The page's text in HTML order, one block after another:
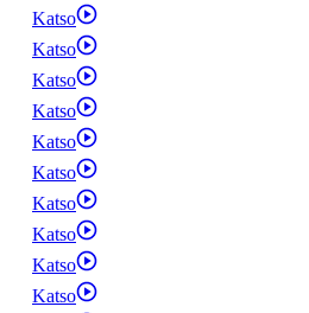
Katso
Katso
Katso
Katso
Katso
Katso
Katso
Katso
Katso
Katso